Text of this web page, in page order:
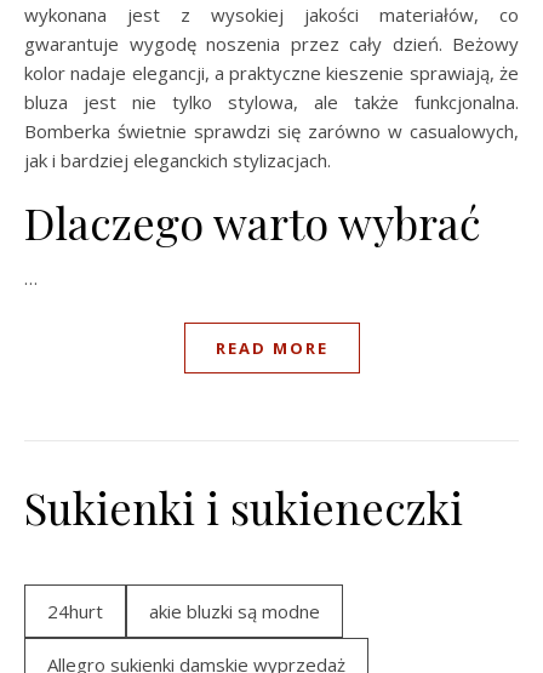
wykonana jest z wysokiej jakości materiałów, co
gwarantuje wygodę noszenia przez cały dzień. Beżowy
kolor nadaje elegancji, a praktyczne kieszenie sprawiają, że
bluza jest nie tylko stylowa, ale także funkcjonalna.
Bomberka świetnie sprawdzi się zarówno w casualowych,
jak i bardziej eleganckich stylizacjach.
Dlaczego warto wybrać
…
READ MORE
Sukienki i sukieneczki
24hurt akie bluzki są modne
Allegro sukienki damskie wyprzedaż